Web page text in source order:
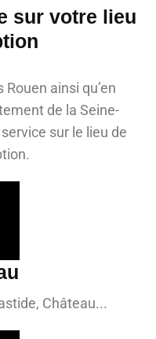
sur votre lieu
ainsi qu’en
de la Seine-
sur le lieu de
Château...